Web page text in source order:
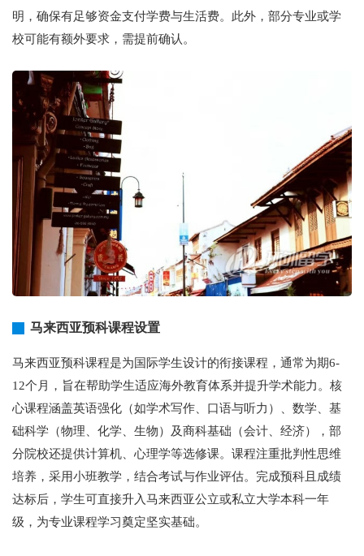
明，确保有足够资金支付学费与生活费。此外，部分专业或学
校可能有额外要求，需提前确认。
马来西亚预科课程设置
马来西亚预科课程是为国际学生设计的衔接课程，通常为期6-
12个月，旨在帮助学生适应海外教育体系并提升学术能力。核
心课程涵盖英语强化（如学术写作、口语与听力）、数学、基
础科学（物理、化学、生物）及商科基础（会计、经济），部
分院校还提供计算机、心理学等选修课。课程注重批判性思维
培养，采用小班教学，结合考试与作业评估。完成预科且成绩
达标后，学生可直接升入马来西亚公立或私立大学本科一年
级，为专业课程学习奠定坚实基础。